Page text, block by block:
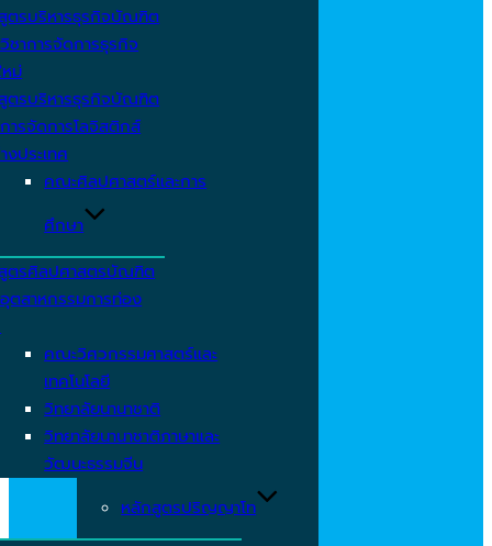
ตรบริหารธุรกิจบัณฑิต
ชาการจัดการธุรกิจ
ม่
ตรบริหารธุรกิจบัณฑิต
ารจัดการโลจิสติกส์
งประเทศ
คณะศิลปศาสตร์และการ
ศึกษา
ตรศิลปศาสตรบัณฑิต
ตสาหกรรมการท่อง
คณะวิศวกรรมศาสตร์และ
เทคโนโลยี
วิทยาลัยนานาชาติ
วิทยาลัยนานาชาติภาษาและ
วัฒนะธรรมจีน
หลักสูตรปริญญาโท